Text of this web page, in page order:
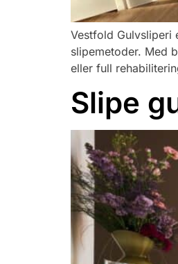
Vestfold
slipemetoder. Med
eller full
Slipe